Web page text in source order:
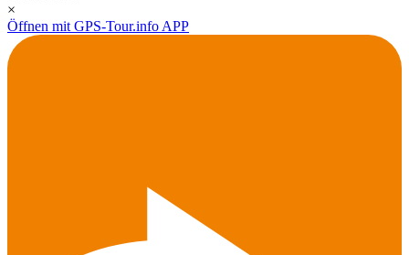
×
Öffnen mit GPS-Tour.info APP